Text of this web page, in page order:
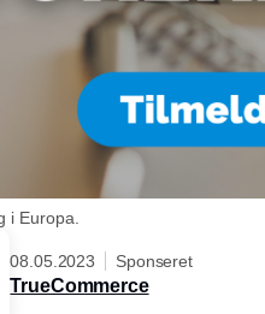
i Europa.
08.05.2023 Sponseret
TrueCommerce